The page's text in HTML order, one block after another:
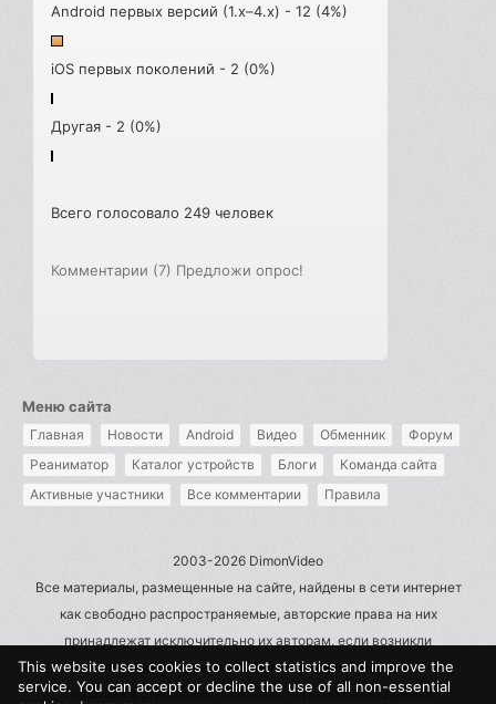
Android первых версий (1.x–4.x) - 12 (4%)
iOS первых поколений - 2 (0%)
Другая - 2 (0%)
Всего голосовало 249 человек
Комментарии (7) Предложи опрос!
Меню сайта
Главная Новости Android Видео Обменник
Форум
Реаниматор
Каталог устройств Блоги
Команда сайта
Активные участники
Все комментарии Правила
2003-2026 DimonVideo
Все материалы, размещенные на сайте, найдены в сети интернет
как свободно распространяемые, авторские права на них
принадлежат исключительно их авторам, если возникли
претензии - пишите на admin@dimonvideo.ru
Политика в отношении обработки персональных данных
This website uses cookies to collect statistics and improve the
service. You can accept or decline the use of all non-essential